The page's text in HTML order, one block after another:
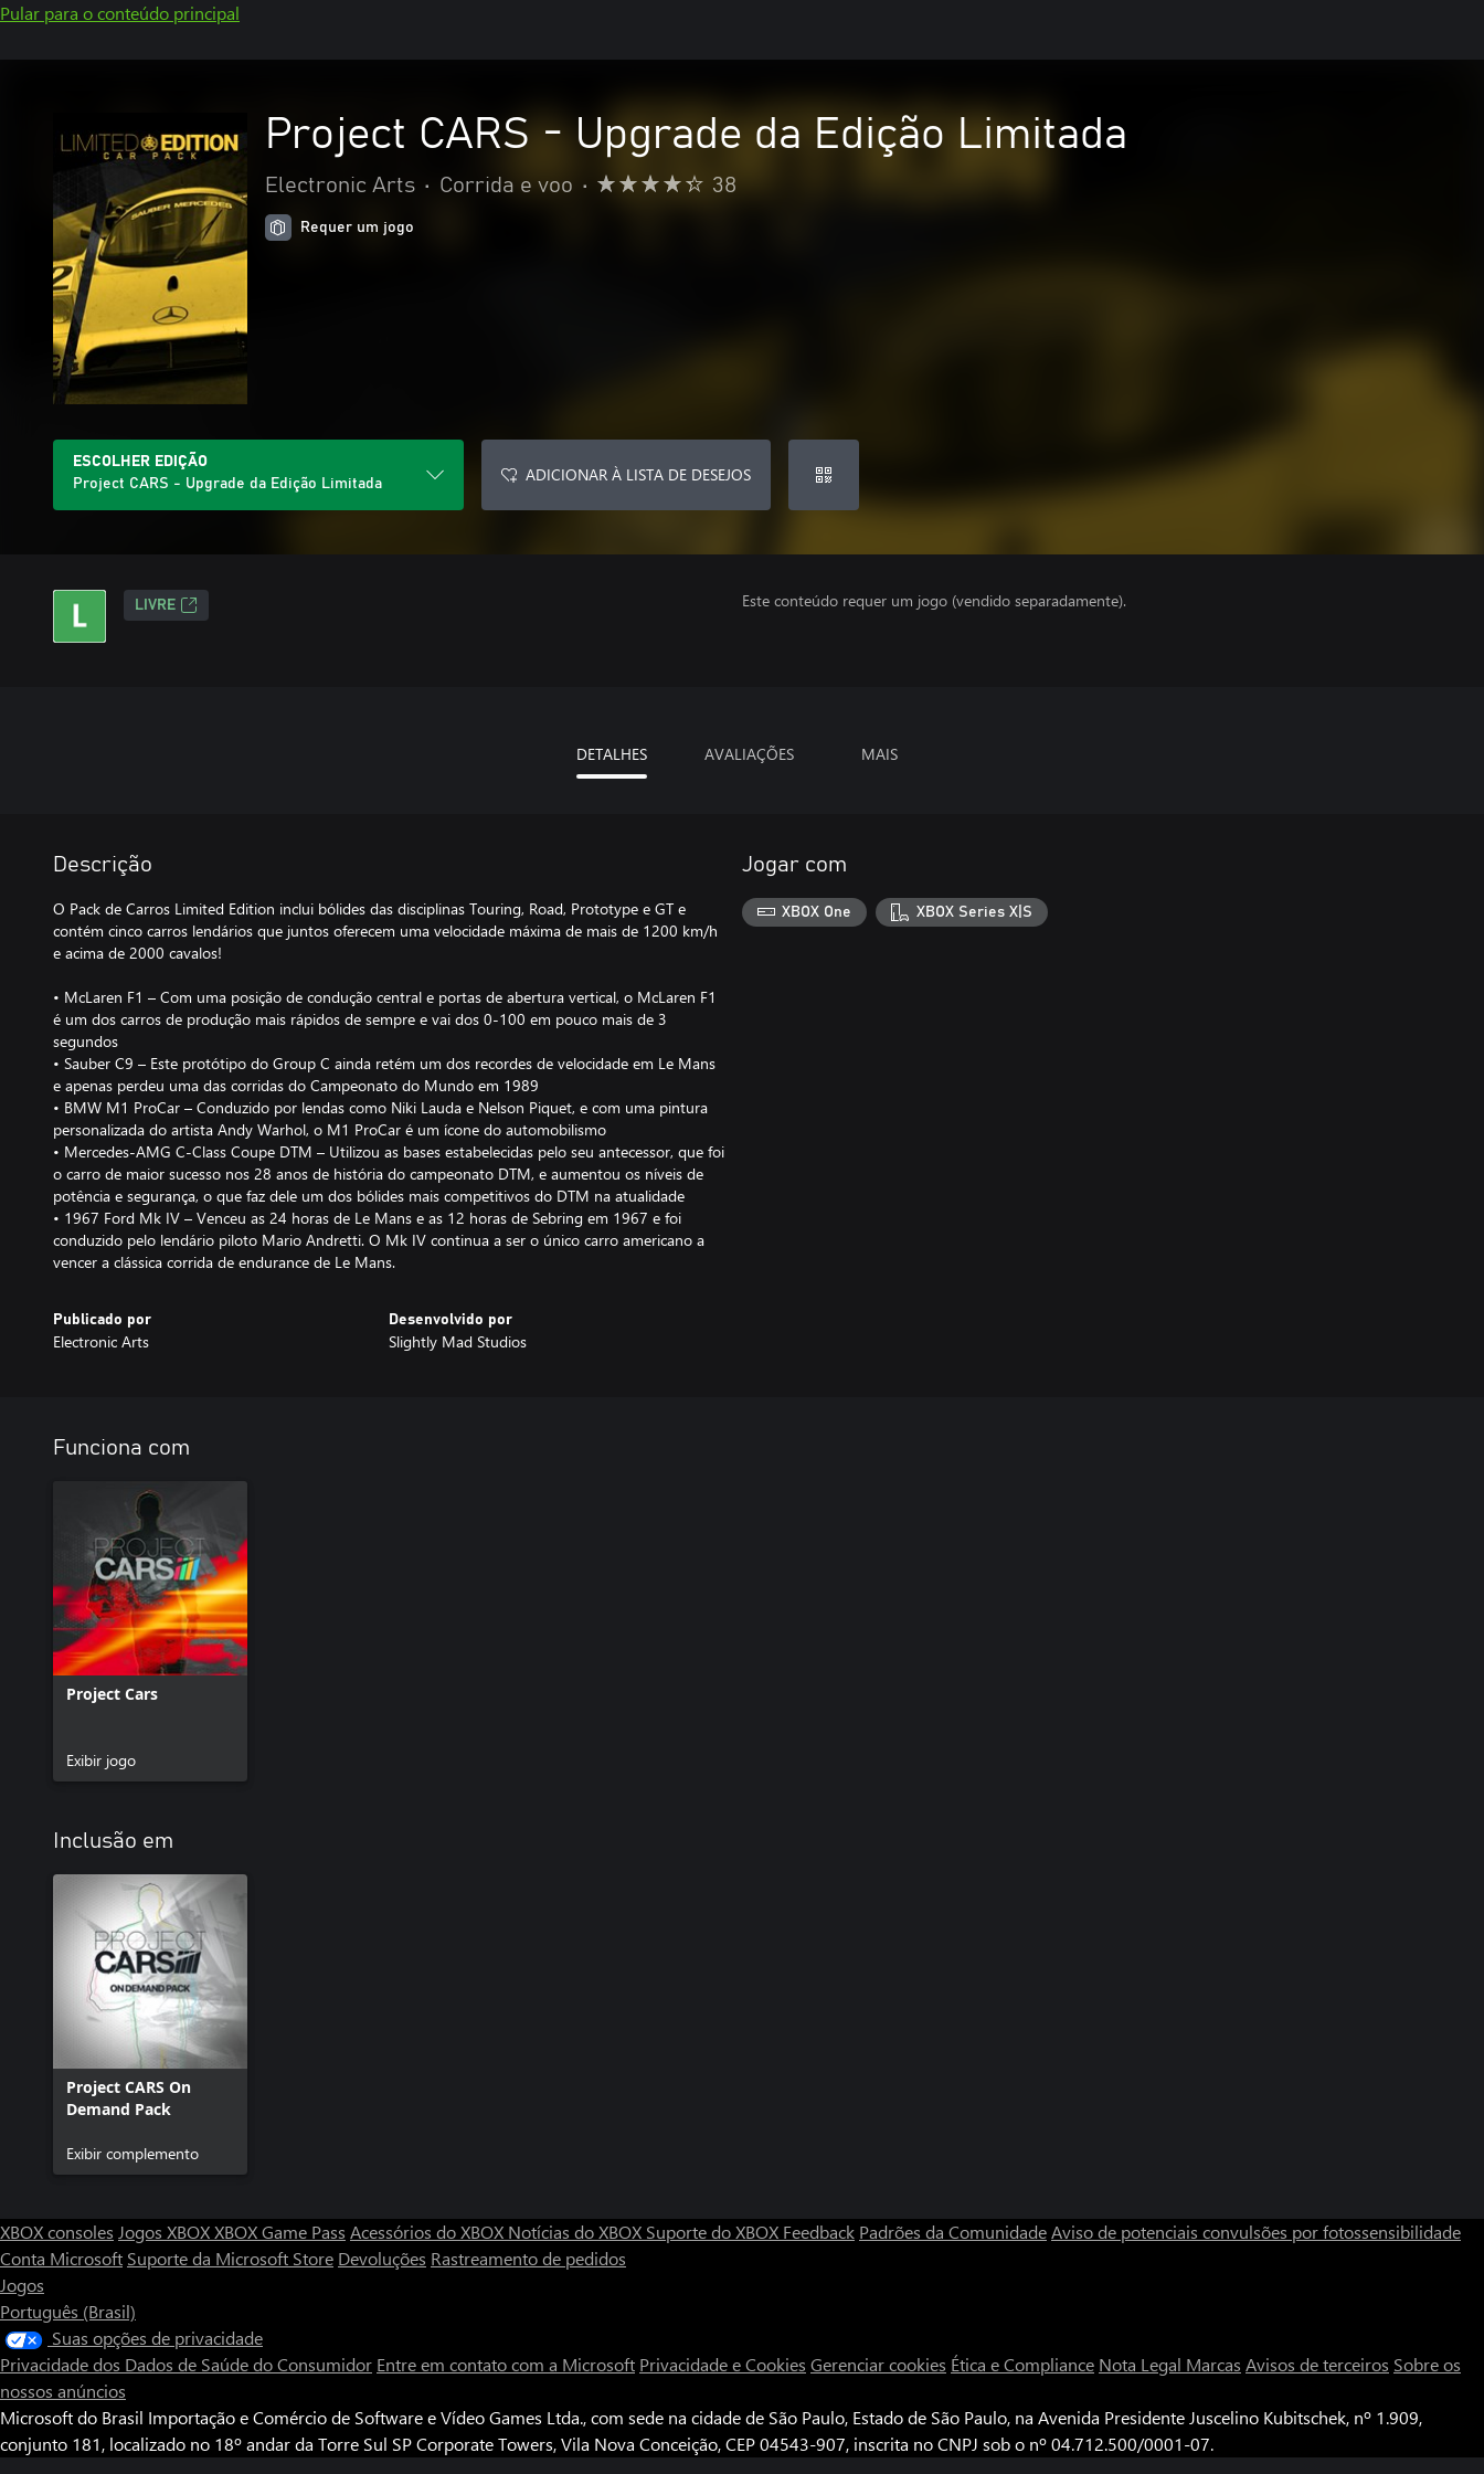
Pular para o conteúdo principal
Project CARS - Upgrade da Edição Limitada
Electronic Arts • Corrida e voo • 38
Requer um jogo
ESCOLHER EDIÇÃO
Project CARS - Upgrade da Edição Limitada
ADICIONAR À LISTA DE DESEJOS
LIVRE Este conteúdo requer um jogo (vendido separadamente).
DETALHES AVALIAÇÕES MAIS
Descrição
O Pack de Carros Limited Edition inclui bólides das disciplinas Touring, Road, Prototype e GT e
contém cinco carros lendários que juntos oferecem uma velocidade máxima de mais de 1200 km/h
e acima de 2000 cavalos!
• McLaren F1 – Com uma posição de condução central e portas de abertura vertical, o McLaren F1
é um dos carros de produção mais rápidos de sempre e vai dos 0-100 em pouco mais de 3
segundos
• Sauber C9 – Este protótipo do Group C ainda retém um dos recordes de velocidade em Le Mans
e apenas perdeu uma das corridas do Campeonato do Mundo em 1989
• BMW M1 ProCar – Conduzido por lendas como Niki Lauda e Nelson Piquet, e com uma pintura
personalizada do artista Andy Warhol, o M1 ProCar é um ícone do automobilismo
• Mercedes-AMG C-Class Coupe DTM – Utilizou as bases estabelecidas pelo seu antecessor, que foi
o carro de maior sucesso nos 28 anos de história do campeonato DTM, e aumentou os níveis de
potência e segurança, o que faz dele um dos bólides mais competitivos do DTM na atualidade
• 1967 Ford Mk IV – Venceu as 24 horas de Le Mans e as 12 horas de Sebring em 1967 e foi
conduzido pelo lendário piloto Mario Andretti. O Mk IV continua a ser o único carro americano a
vencer a clássica corrida de endurance de Le Mans.
Publicado por
Electronic Arts
Desenvolvido por
Slightly Mad Studios
Jogar com
XBOX One XBOX Series X|S
Funciona com
Project Cars
Exibir jogo
Inclusão em
Project CARS On
Demand Pack
Exibir complemento
XBOX consoles Jogos XBOXXBOX Game Pass Acessórios do XBOX Notícias do XBOX Suporte do XBOX Feedback Padrões da ComunidadeAviso de potenciais convulsões por fotossensibilidade
Conta Microsoft Suporte da Microsoft Store Devoluções Rastreamento de pedidos
Jogos
Português (Brasil)
Suas opções de privacidade
Privacidade dos Dados de Saúde do Consumidor Entre em contato com a Microsoft Privacidade e Cookies Gerenciar cookies Ética e Compliance Nota Legal Marcas Avisos de terceiros Sobre os
nossos anúncios
Microsoft do Brasil Importação e Comércio de Software e Vídeo Games Ltda., com sede na cidade de São Paulo, Estado de São Paulo, na Avenida Presidente Juscelino Kubitschek, nº 1.909,
conjunto 181, localizado no 18º andar da Torre Sul SP Corporate Towers, Vila Nova Conceição, CEP 04543-907, inscrita no CNPJ sob o nº 04.712.500/0001-07.